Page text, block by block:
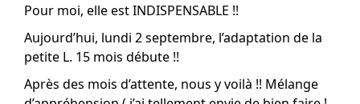
Pour moi, elle est INDISPENSABLE !!
Aujourd’hui, lundi 2 septembre, l’adaptation de la
petite L. 15 mois débute !!
Après des mois d’attente, nous y voilà !! Mélange
Courrier électronique :
marion.mathe@gmail.com